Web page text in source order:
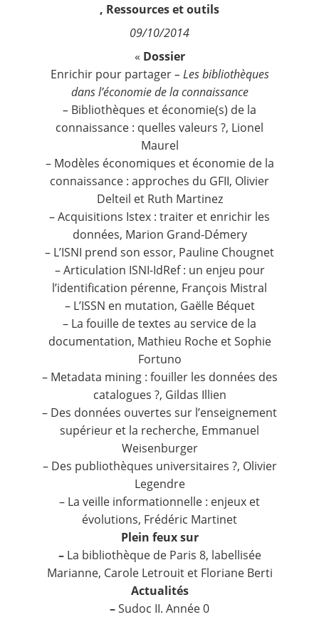
, Ressources et outils
09/10/2014
« Dossier
Enrichir pour partager– Les bibliothèques
dans l’économie de la connaissance
– Bibliothèques et économie(s) de la
connaissance : quelles valeurs ?, Lionel
Maurel
– Modèles économiques et économie de la
connaissance : approches du GFII, Olivier
Delteil et Ruth Martinez
– Acquisitions Istex : traiter et enrichir les
données, Marion Grand-Démery
– L’ISNI prend son essor, Pauline Chougnet
– Articulation ISNI-IdRef : un enjeu pour
l’identification pérenne, François Mistral
– L’ISSN en mutation, Gaëlle Béquet
– La fouille de textes au service de la
documentation, Mathieu Roche et Sophie
Fortuno
– Metadata mining : fouiller les données des
catalogues ?, Gildas Illien
– Des données ouvertes sur l’enseignement
supérieur et la recherche, Emmanuel
Weisenburger
– Des publiothèques universitaires ?, Olivier
Legendre
– La veille informationnelle : enjeux et
évolutions, Frédéric Martinet
Plein feux sur
– La bibliothèque de Paris 8, labellisée
Marianne, Carole Letrouit et Floriane Berti
Actualités
–Sudoc II. Année 0